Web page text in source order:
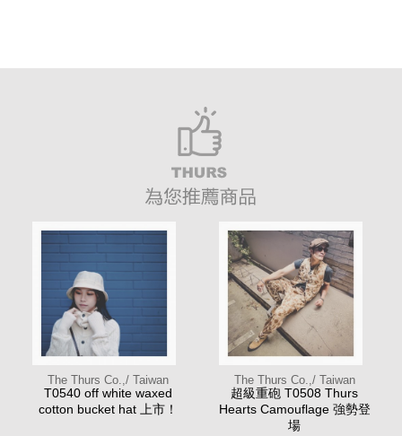
The Thurs Co.,/ Taiwan
T0540 off white waxed
cotton bucket hat 上市！
The Thurs Co.,/ Taiwan
超級重砲 T0508 Thurs
Hearts Camouflage 強勢登
場